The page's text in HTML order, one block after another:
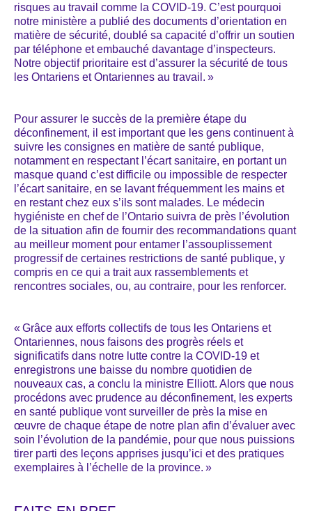
risques au travail comme la COVID-19. C’est pourquoi
notre ministère a publié des documents d’orientation en
matière de sécurité, doublé sa capacité d’offrir un soutien
par téléphone et embauché davantage d’inspecteurs.
Notre objectif prioritaire est d’assurer la sécurité de tous
les Ontariens et Ontariennes au travail. »
Pour assurer le succès de la première étape du
déconfinement, il est important que les gens continuent à
suivre les consignes en matière de santé publique,
notamment en respectant l’écart sanitaire, en portant un
masque quand c’est difficile ou impossible de respecter
l’écart sanitaire, en se lavant fréquemment les mains et
en restant chez eux s’ils sont malades. Le médecin
hygiéniste en chef de l’Ontario suivra de près l’évolution
de la situation afin de fournir des recommandations quant
au meilleur moment pour entamer l’assouplissement
progressif de certaines restrictions de santé publique, y
compris en ce qui a trait aux rassemblements et
rencontres sociales, ou, au contraire, pour les renforcer.
« Grâce aux efforts collectifs de tous les Ontariens et
Ontariennes, nous faisons des progrès réels et
significatifs dans notre lutte contre la COVID-19 et
enregistrons une baisse du nombre quotidien de
nouveaux cas, a conclu la ministre Elliott. Alors que nous
procédons avec prudence au déconfinement, les experts
en santé publique vont surveiller de près la mise en
œuvre de chaque étape de notre plan afin d’évaluer avec
soin l’évolution de la pandémie, pour que nous puissions
tirer parti des leçons apprises jusqu’ici et des pratiques
exemplaires à l’échelle de la province. »